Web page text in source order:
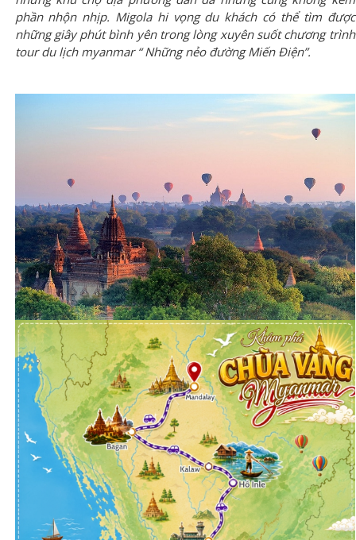
phần nhộn nhịp. Migola hi vọng du khách có thể tìm được
những giây phút bình yên trong lòng xuyên suốt chương trình
tour du lịch myanmar “ Những nẻo đường Miến Điện”.